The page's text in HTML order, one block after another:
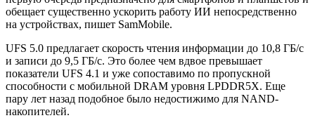
обещает существенно ускорить работу ИИ непосредственно
на устройствах, пишет SamMobile.
UFS 5.0 предлагает скорость чтения информации до 10,8 ГБ/с
и записи до 9,5 ГБ/с. Это более чем вдвое превышает
показатели UFS 4.1 и уже сопоставимо по пропускной
способности с мобильной DRAM уровня LPDDR5X. Еще
пару лет назад подобное было недостижимо для NAND-
накопителей.